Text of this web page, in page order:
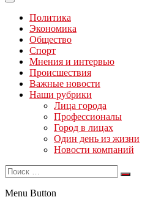
Политика
Экономика
Общество
Спорт
Мнения и интервью
Происшествия
Важные новости
Наши рубрики
Лица города
Профессионалы
Город в лицах
Один день из жизни
Новости компаний
Menu Button